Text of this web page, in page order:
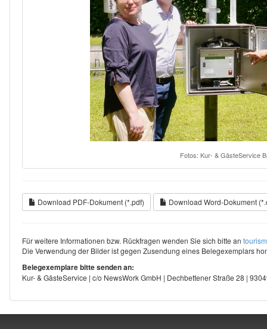
Fotos: Kur- & GästeService
Download PDF-Dokument (*.pdf) Download Word-Dokument
Für weitere Informationen bzw. Rückfragen wenden Sie sich bitte an
Die Verwendung der Bilder ist gegen Zusendung eines Belegexemplars
Belegexemplare bitte senden an:
Kur- & GästeService | c/o NewsWork GmbH | Dechbettener Straße 28 |